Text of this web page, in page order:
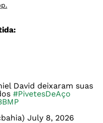
David deixaram suas
#PivetesDeAço
July 8, 2026